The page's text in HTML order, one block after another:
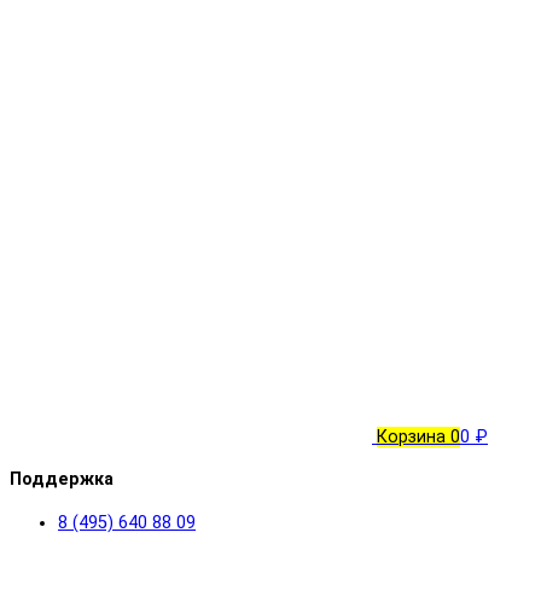
Корзина 00 ₽
Поддержка
8 (495) 640 88 09